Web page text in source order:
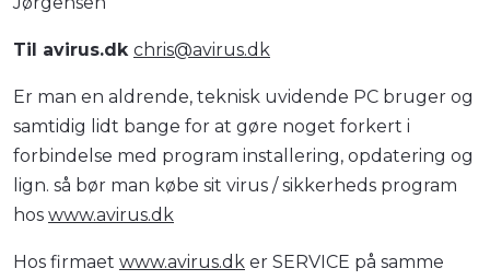
Til avirus.dk chris@avirus.dk
Er man en aldrende, teknisk uvidende PC bruger og
samtidig lidt bange for at gøre noget forkert i
forbindelse med program installering, opdatering og
lign. så bør man købe sit virus / sikkerheds program
hos www.avirus.dk
Hos firmaet www.avirus.dk er SERVICE på samme